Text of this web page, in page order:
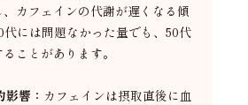
カフェインの代謝が遅くなる傾
代には問題なかった量でも、50代
ことがあります。
響： カフェインは摂取直後に血